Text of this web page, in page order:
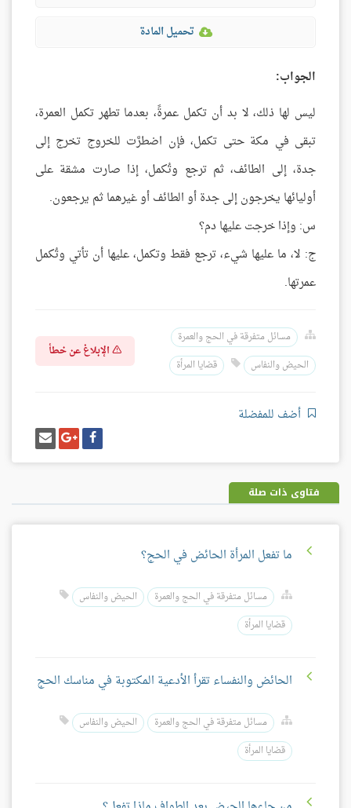
تحميل المادة
الجواب:
ليس لها ذلك، لا بد أن تكمل عمرةً، بعدما تطهر تكمل العمرة،
تبقى في مكة حتى تكمل، فإن اضطرَّت للخروج تخرج إلى
جدة، إلى الطائف، ثم ترجع وتُكمل، إذا صارت مشقة على
أوليائها يخرجون إلى جدة أو الطائف أو غيرهما ثم يرجعون.
س: وإذا خرجت عليها دم؟
ج: لا، ما عليها شيء، ترجع فقط وتكمل، عليها أن تأتي وتُكمل
عمرتها.
مسائل متفرقة في الحج والعمرة
الحيض والنفاس
قضايا المرأة
الإبلاغ عن خطأ
أضف للمفضلة
شارك
على
فيسبوك
شارك
على
غوغل
بلس
إرسل
إيميل
فتاوى ذات صلة
ما تفعل المرأة الحائض في الحج؟
مسائل متفرقة في الحج والعمرة
الحيض والنفاس
قضايا المرأة
الحائض والنفساء تقرأ الأدعية المكتوبة في مناسك الحج
مسائل متفرقة في الحج والعمرة
الحيض والنفاس
قضايا المرأة